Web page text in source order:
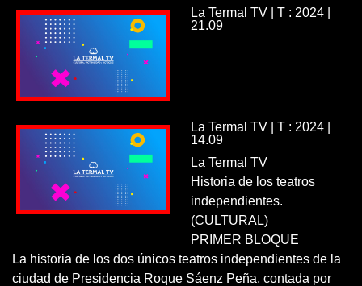
La Termal TV | T : 2024 |
21.09
La Termal TV | T : 2024 |
14.09
La Termal TV
Historia de los teatros
independientes.
(CULTURAL)
PRIMER BLOQUE
La historia de los dos únicos teatros independientes de la
ciudad de Presidencia Roque Sáenz Peña, contada por